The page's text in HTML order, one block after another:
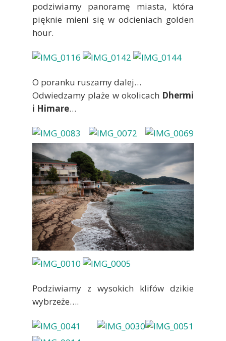
podziwiamy panoramę miasta, która
pięknie mieni się w odcieniach golden
hour.
O poranku ruszamy dalej…
Odwiedzamy plaże w okolicach Dhermi
i Himare…
Podziwiamy z wysokich klifów dzikie
wybrzeże….